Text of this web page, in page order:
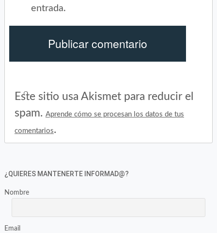
entrada.
Este sitio usa Akismet para reducir el
spam. Aprende cómo se procesan los datos de tus
comentarios.
¿QUIERES MANTENERTE INFORMAD@?
Nombre
Email